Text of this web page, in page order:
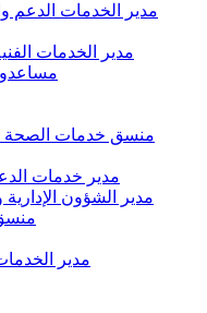
مدير الخدمات الدعم
مدير الخدمات
مساعدو
منسق خدمات الصحة
مدير خدمات
مدير الشؤون
مدير